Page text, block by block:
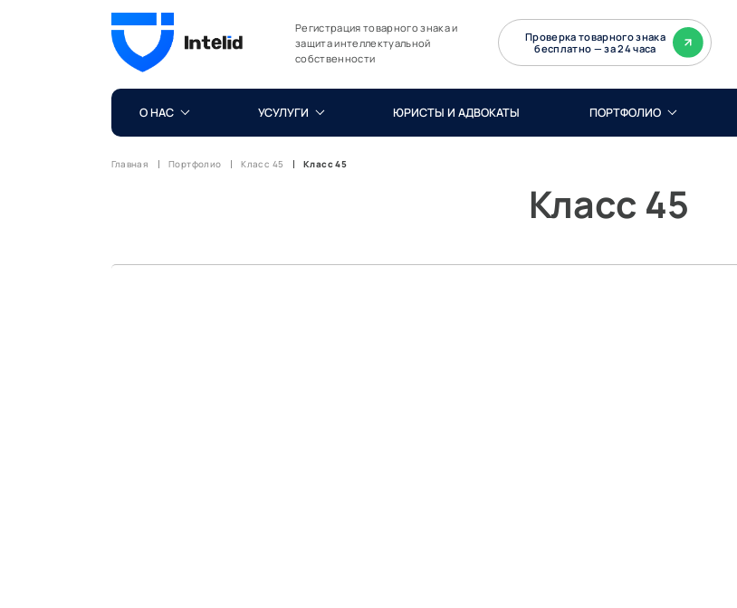
Регистрация товарного знака и
защита интеллектуальной
собственности
Проверка товарного знака
бесплатно — за 24 часа
О НАС УСУЛУГИ ЮРИСТЫ И АДВОКАТЫ ПОРТФОЛИО
Главная Портфолио Класс 45 Класс 45
Класс 45